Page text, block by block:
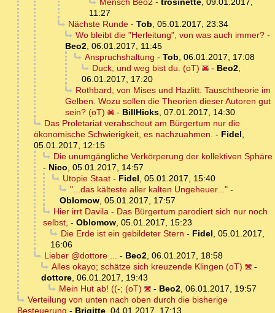
Mensch Beo2 - trosinette, 09.01.2017,
11:27
Nächste Runde- Tob, 05.01.2017, 23:34
Wo bleibt die "Herleitung", von was auch immer?-
Beo2, 06.01.2017, 11:45
Anspruchshaltung - Tob, 06.01.2017, 17:08
Duck, und weg bist du. (oT)
- Beo2,
06.01.2017, 17:20
Rothbard, von Mises und Hazlitt. Tauschtheorie im
Gelben. Wozu sollen die Theorien dieser Autoren gut
sein? (oT)
- BillHicks, 07.01.2017, 14:30
Das Proletariat verabscheut am Bürgertum nur die
ökonomische Schwierigkeit, es nachzuahmen. - Fidel,
05.01.2017, 12:15
Die unumgängliche Verkörperung der kollektiven Sphäre
- Nico, 05.01.2017, 14:57
Utopie Staat- Fidel, 05.01.2017, 15:40
"...das kälteste aller kalten Ungeheuer..."-
Oblomow, 05.01.2017, 17:57
Hier irrt Davila - Das Bürgertum parodiert sich nur noch
selbst, - Oblomow, 05.01.2017, 15:23
Die Erde ist ein gebildeter Stern - Fidel, 05.01.2017,
16:06
Lieber @dottore ... - Beo2, 06.01.2017, 18:58
Alles okayo; schätze sich kreuzende Klingen (oT)
-
dottore, 06.01.2017, 19:43
Mein Hut ab! ((-; (oT)
- Beo2, 06.01.2017, 19:57
Verteilung von unten nach oben durch die bisherige
Besteuerung - Brigitte, 04.01.2017, 17:13